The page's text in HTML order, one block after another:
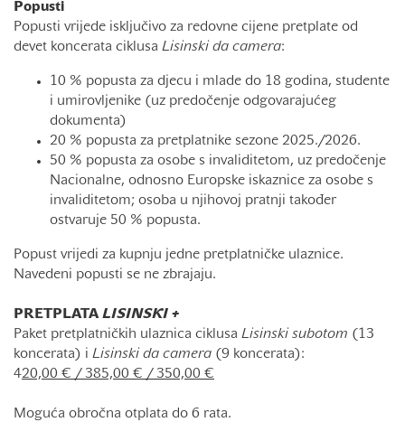
Popusti
Popusti vrijede isključivo za redovne cijene pretplate od
devet koncerata ciklusa Lisinski da camera:
10 % popusta za djecu i mlade do 18 godina, studente
i umirovljenike (uz predočenje odgovarajućeg
dokumenta)
20 % popusta za pretplatnike sezone 2025./2026.
50 % popusta za osobe s invaliditetom, uz predočenje
Nacionalne, odnosno Europske iskaznice za osobe s
invaliditetom; osoba u njihovoj pratnji također
ostvaruje 50 % popusta.
Popust vrijedi za kupnju jedne pretplatničke ulaznice.
Navedeni popusti se ne zbrajaju.
PRETPLATA LISINSKI +
Paket pretplatničkih ulaznica ciklusa Lisinski subotom (13
koncerata) i Lisinski da camera (9 koncerata):
420,00 € / 385,00 € / 350,00 €
Moguća obročna otplata do 6 rata.